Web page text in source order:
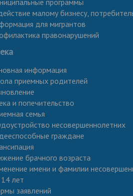
программы
малому бизнесу,
для мигрантов
правонарушений
информация
приемных родителей
и попечительство
семья
несовершеннолетних
граждане
брачного возраста
имени и фамилии
лет
заявлений